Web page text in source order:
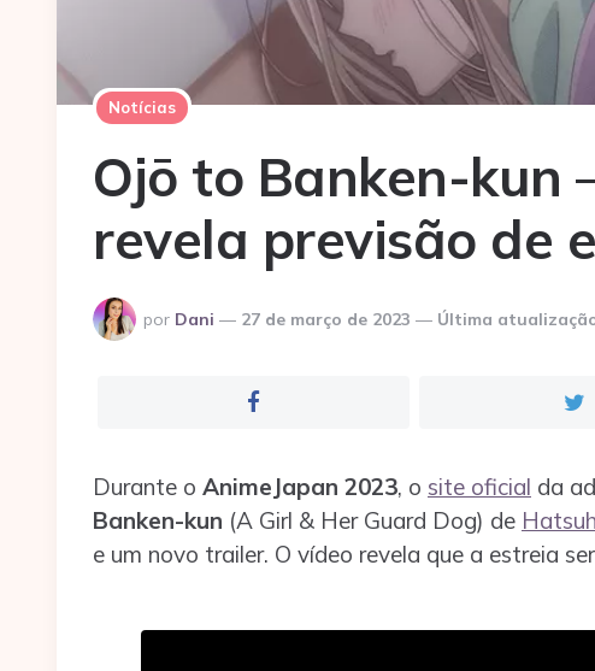
Notícias
Ojō to Banken-kun
revela previsão de
Postado
por
por Dani 27 de março de 2023 Última
Durante o AnimeJapan 2023, o site oficial da
Banken-kun (A Girl & Her Guard Dog) de
e um novo trailer. O vídeo revela que a estreia